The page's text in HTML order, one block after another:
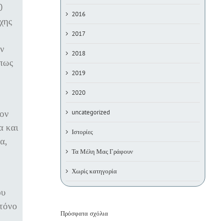
και
2016
2017
2018
2019
2020
uncategorized
Ιστορίες
Τα Μέλη Μας Γράφουν
Χωρίς κατηγορία
Πρόσφατα σχόλια